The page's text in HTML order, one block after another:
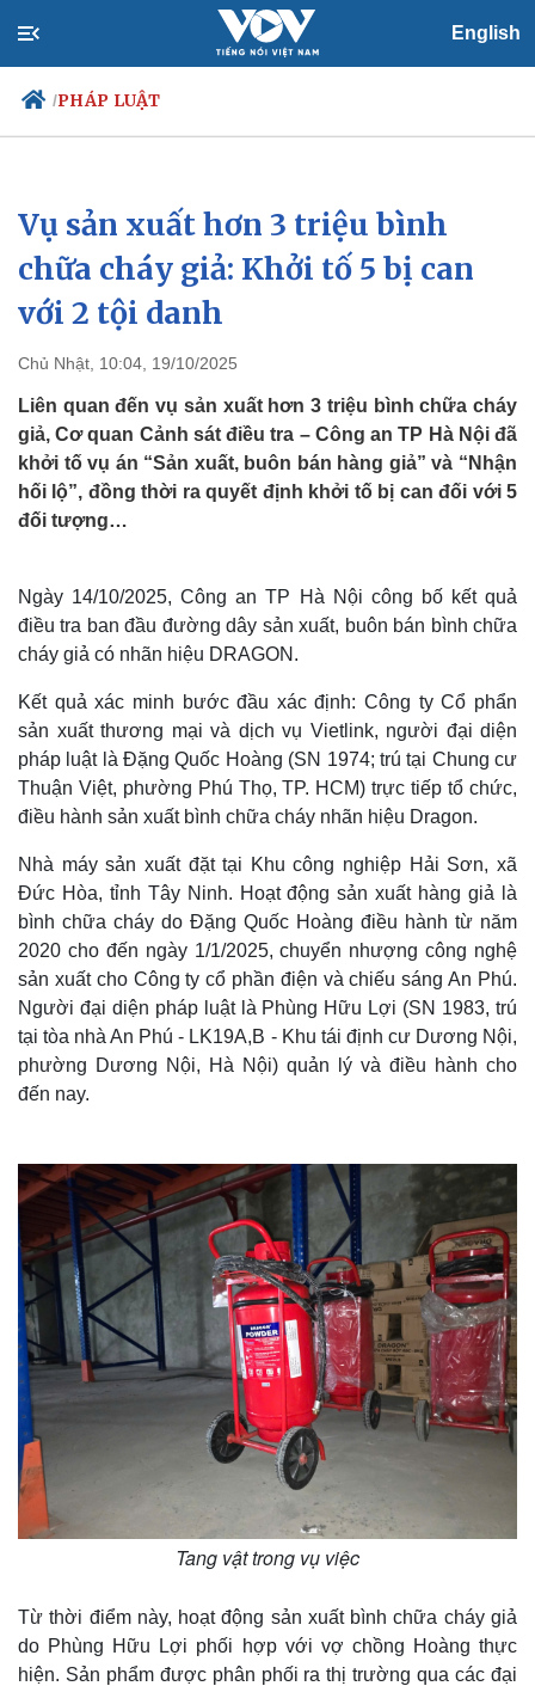
English
/PHÁP LUẬT
Chính trị
Đảng
Tổ chức nhân sự
Quốc hội
Nhận diện sự thật
Xã hội
Tin 24h
Dự báo thời tiết
Vụ sản xuất hơn 3 triệu bình
chữa cháy giả: Khởi tố 5 bị can
với 2 tội danh
Chủ Nhật, 10:04, 19/10/2025
Liên quan đến vụ sản xuất hơn 3 triệu bình chữa cháy
giả, Cơ quan Cảnh sát điều tra – Công an TP Hà Nội đã
khởi tố vụ án “Sản xuất, buôn bán hàng giả” và “Nhận
hối lộ”, đồng thời ra quyết định khởi tố bị can đối với 5
đối tượng…
Ngày 14/10/2025, Công an TP Hà Nội công bố kết quả
điều tra ban đầu đường dây sản xuất, buôn bán bình chữa
cháy giả có nhãn hiệu DRAGON.
Kết quả xác minh bước đầu xác định: Công ty Cổ phẩn
sản xuất thương mại và dịch vụ Vietlink, người đại diện
pháp luật là Đặng Quốc Hoàng (SN 1974; trú tại Chung cư
Thuận Việt, phường Phú Thọ, TP. HCM) trực tiếp tổ chức,
điều hành sản xuất bình chữa cháy nhãn hiệu Dragon.
Nhà máy sản xuất đặt tại Khu công nghiệp Hải Sơn, xã
Đức Hòa, tỉnh Tây Ninh. Hoạt động sản xuất hàng giả là
bình chữa cháy do Đặng Quốc Hoàng điều hành từ năm
2020 cho đến ngày 1/1/2025, chuyển nhượng công nghệ
sản xuất cho Công ty cổ phần điện và chiếu sáng An Phú.
Người đại diện pháp luật là Phùng Hữu Lợi (SN 1983, trú
tại tòa nhà An Phú - LK19A,B - Khu tái định cư Dương Nội,
phường Dương Nội, Hà Nội) quản lý và điều hành cho
đến nay.
Tang vật trong vụ việc
Từ thời điểm này, hoạt động sản xuất bình chữa cháy giả
do Phùng Hữu Lợi phối hợp với vợ chồng Hoàng thực
hiện. Sản phẩm được phân phối ra thị trường qua các đại